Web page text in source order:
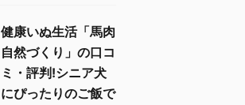
健康いぬ生活「馬肉
自然づくり」の口コ
ミ・評判!シニア犬
にぴったりのご飯で